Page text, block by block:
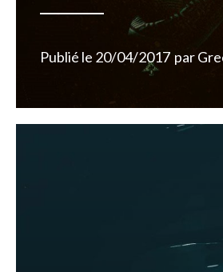
Publié le 20/04/2017 par